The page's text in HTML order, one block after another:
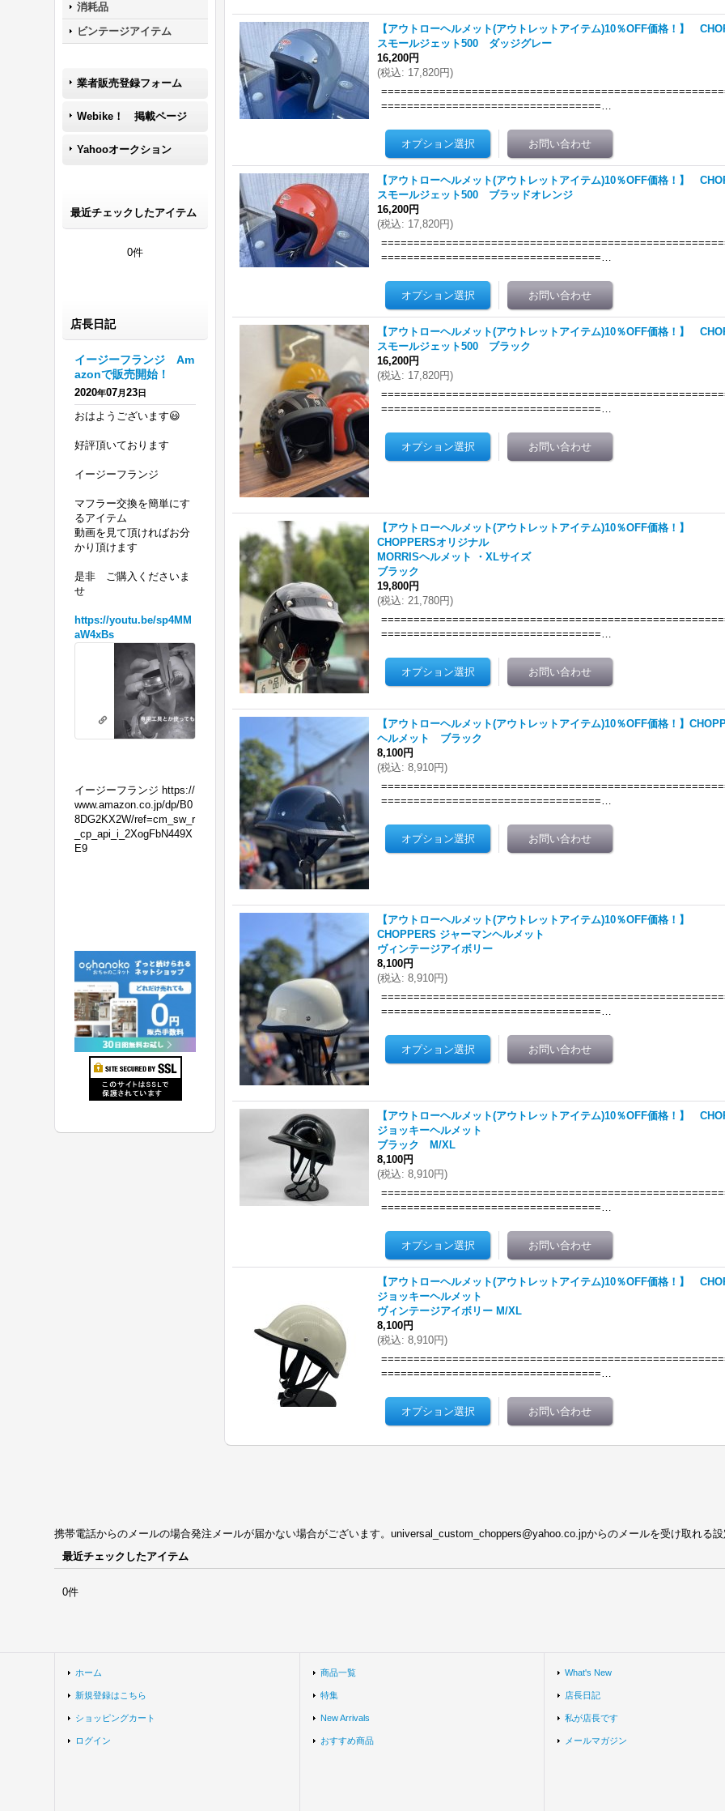
消耗品
ビンテージアイテム
業者販売登録フォーム
Webike！ 掲載ページ
Yahooオークション
最近チェックしたアイテム
0件
店長日記
イージーフランジ Am
azonで販売開始！
2020年07月23日
おはようございます😃
好評頂いております
イージーフランジ
マフラー交換を簡単にす
るアイテム
動画を見て頂ければお分
かり頂けます
是非 ご購入くださいま
せ
https://youtu.be/sp4MM
aW4xBs
ー
ラ
ー
交
換！
リテーニングリングの必要がないフランジを 販売開始！ エボ、ツインカム、スポーツスターに適合します ショッピングサイトよりお買い求
youtu.be
イージーフランジ https://
www.amazon.co.jp/dp/B0
8DG2KX2W/ref=cm_sw_r
_cp_api_i_2XogFbN449X
E9
【アウトローヘルメット(アウトレットアイテム)10％OFF価格！】
スモールジェット500 ダッジグレー
16,200円
(税込: 17,820円)
==================================…
【アウトローヘルメット(アウトレットアイテム)10％OFF価格！】
スモールジェット500 ブラッドオレンジ
16,200円
(税込: 17,820円)
==================================…
【アウトローヘルメット(アウトレットアイテム)10％OFF価格！】
スモールジェット500 ブラック
16,200円
(税込: 17,820円)
==================================…
【アウトローヘルメット(アウトレットアイテム)10％OFF価格！】
CHOPPERSオリジナル
MORRISヘルメット ・XLサイズ
ブラック
19,800円
(税込: 21,780円)
==================================…
【アウトローヘルメット(アウトレットアイテム)10％OFF価格！】
ヘルメット ブラック
8,100円
(税込: 8,910円)
==================================…
【アウトローヘルメット(アウトレットアイテム)10％OFF価格！】
CHOPPERS ジャーマンヘルメット
ヴィンテージアイボリー
8,100円
(税込: 8,910円)
==================================…
【アウトローヘルメット(アウトレットアイテム)10％OFF価格！】
ジョッキーヘルメット
ブラック M/XL
8,100円
(税込: 8,910円)
==================================…
【アウトローヘルメット(アウトレットアイテム)10％OFF価格！】
ジョッキーヘルメット
ヴィンテージアイボリー M/XL
8,100円
(税込: 8,910円)
==================================…
携帯電話からのメールの場合発注メールが届かない場合がございます。universal_custom_choppers@yahoo.co.jpからのメールを受け取れる
最近チェックしたアイテム
0件
ホーム
新規登録はこちら
ショッピングカート
ログイン
商品一覧
特集
New Arrivals
おすすめ商品
What's New
店長日記
私が店長です
メールマガジン